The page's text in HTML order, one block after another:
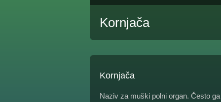
Kornjača
Kornjača
Naziv za muški polni organ. Često